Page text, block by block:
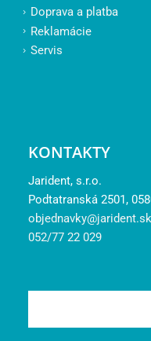
Doprava a platba
Reklamácie
Servis
KONTAKTY
Jarident, s.r.o.
Podtatranská 2501,
objednavky@jarident.sk
052/77 22 029